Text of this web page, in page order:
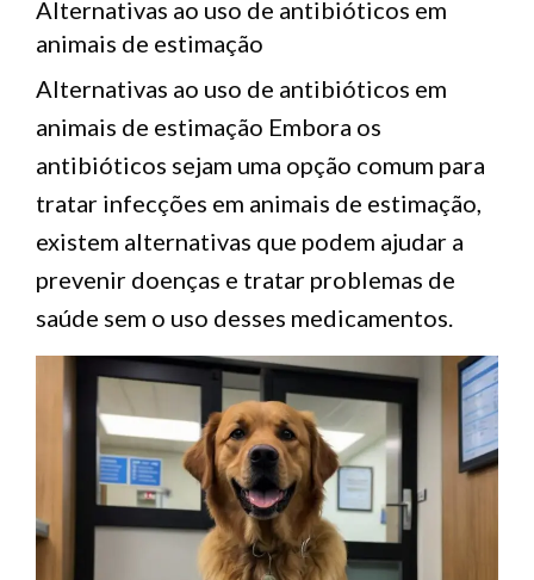
Alternativas ao uso de antibióticos em
animais de estimação
Alternativas ao uso de antibióticos em
animais de estimação Embora os
antibióticos sejam uma opção comum para
tratar infecções em animais de estimação,
existem alternativas que podem ajudar a
prevenir doenças e tratar problemas de
saúde sem o uso desses medicamentos.